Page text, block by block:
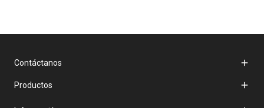
Contáctanos 
Productos 